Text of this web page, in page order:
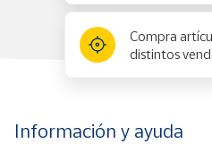
Compra
distintos
Información y ayuda